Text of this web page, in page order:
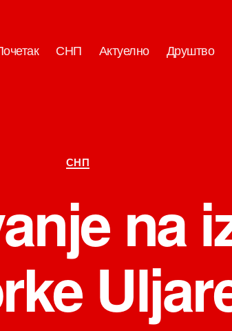
СНП Актуелно Друштво
Категорије
СНП
na